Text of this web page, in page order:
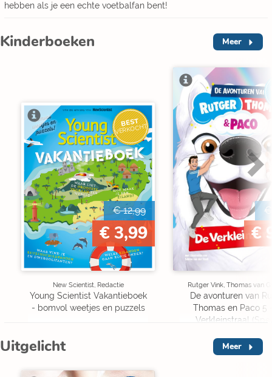
hebben als je een echte voetbalfan bent!
Kinderboeken Meer
BEST
VERKOCHT
€ 12,99
€ 3,99
New Scientist, Redactie
Young Scientist Vakantieboek
- bomvol weetjes en puzzels
€
€
Rutger Vink, Thomas van
De avonturen van
Thomas en Paco 5
Verkleinstraal
Uitgelicht Meer